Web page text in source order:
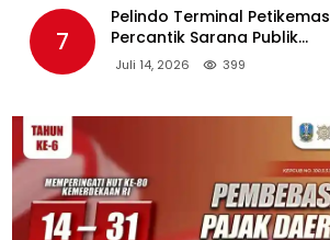
Tembakau
7
Pelindo Terminal Petikemas
Percantik Sarana Publik
Warga Ring 1 Terminal Teluk
Juli 14, 2026 399